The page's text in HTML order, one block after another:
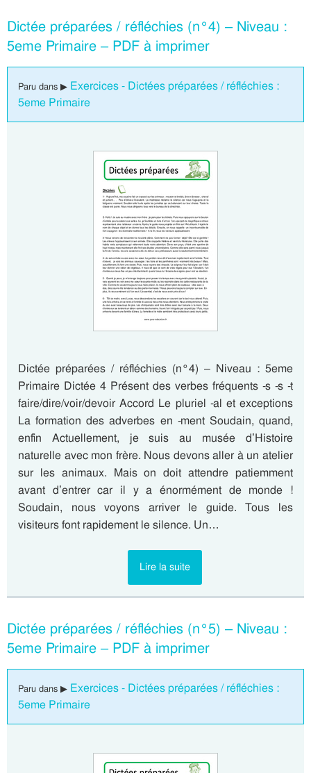
Dictée préparées / réfléchies (n°4) – Niveau :
5eme Primaire – PDF à imprimer
Paru dans ▶ Exercices - Dictées préparées / réfléchies :
5eme Primaire
Dictée préparées / réfléchies (n°4) – Niveau : 5eme
Primaire Dictée 4 Présent des verbes fréquents -s -s -t
faire/dire/voir/devoir Accord Le pluriel -al et exceptions
La formation des adverbes en -ment Soudain, quand,
enfin Actuellement, je suis au musée d’Histoire
naturelle avec mon frère. Nous devons aller à un atelier
sur les animaux. Mais on doit attendre patiemment
avant d’entrer car il y a énormément de monde !
Soudain, nous voyons arriver le guide. Tous les
visiteurs font rapidement le silence. Un…
Lire la suite
Dictée préparées / réfléchies (n°5) – Niveau :
5eme Primaire – PDF à imprimer
Paru dans ▶ Exercices - Dictées préparées / réfléchies :
5eme Primaire